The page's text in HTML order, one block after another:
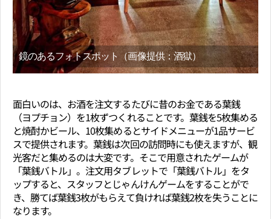
鏡のあるフォトスポット（画像提供：酒獄）
面白いのは、お酒を注文するたびに昔のお金である葉銭
（ヨプチョン）を1枚ずつくれることです。葉銭を5枚集める
と焼酎かビール、10枚集めるとサイドメニューが1品サービ
スで提供されます。葉銭は次回の訪問時にも使えますが、観
光客だと集めるのは大変です。そこで用意されたゲームが
「葉銭バトル」。注文用タブレットで「葉銭バトル」をタ
ップすると、スタッフとじゃんけんゲームをすることがで
き、勝てば葉銭3枚がもらえて負ければ葉銭2枚を失うことに
なります。